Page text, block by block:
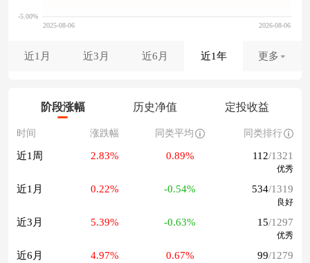
近1月 近3月 近6月 近1年 更多
阶段涨幅 历史净值 定投收益
时间 涨跌幅 同类平均 同类排行
近1周 2.83% 0.89% 112/1321
优秀
近1月 0.22% -0.54% 534/1319
良好
近3月 5.39% -0.63% 15/1297
优秀
近6月 4.97% 0.67% 99/1279